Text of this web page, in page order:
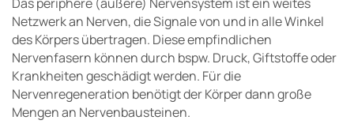
Das periphere (äußere) Nervensystem ist ein weites
Netzwerk an Nerven, die Signale von und in alle Winkel
des Körpers übertragen. Diese empfindlichen
Nervenfasern können durch bspw. Druck, Giftstoffe oder
Krankheiten geschädigt werden. Für die
Nervenregeneration benötigt der Körper dann große
Mengen an Nervenbausteinen.